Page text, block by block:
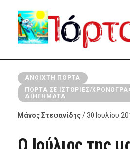
ΑΝΟΙΧΤΉ ΠΌΡΤΑ
ΠΌΡΤΑ ΣΕ ΙΣΤΟΡΊΕΣ/
ΔΙΗΓΉΜΑΤΑ
Μάνος Στεφανίδης/ 30 Ιουλίου